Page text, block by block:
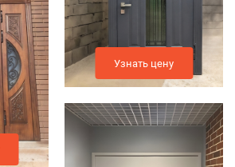
Узнать цену